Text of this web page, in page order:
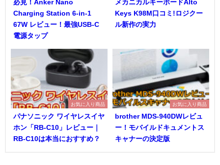
必見！Anker Nano
Charging Station 6-in-1
67W レビュー！最強USB-C
電源タップ
メカニカルキーボードAlto
Keys K98M口コミ!ロジクー
ル新作の実力
お気に入り商品
パナソニック ワイヤレスイヤ
ホン「RB-C10」レビュー｜
RB-C10は本当におすすめ？
お気に入り商品
brother MDS-940DWレビュ
ー！モバイルドキュメントス
キャナーの決定版